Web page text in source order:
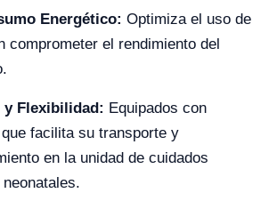
Energético: Optimiza el uso de
comprometer el rendimiento del
y Flexibilidad: Equipados con
facilita su transporte y
en la unidad de cuidados